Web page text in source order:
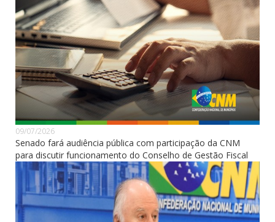
09/07/2026
Senado fará audiência pública com participação da CNM
para discutir funcionamento do Conselho de Gestão Fiscal